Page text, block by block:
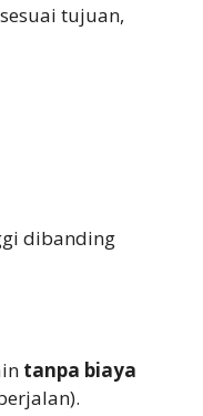
tujuan,
dibanding
tanpa biaya